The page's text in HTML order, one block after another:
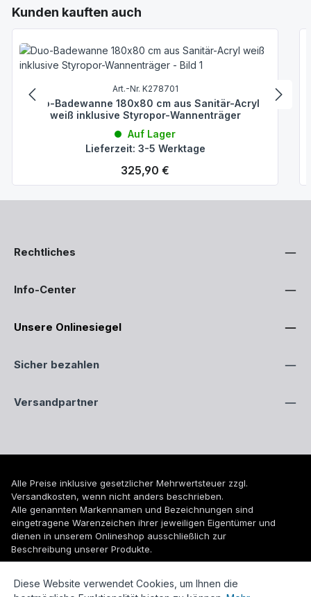
Produktgalerie überspringen
Kunden kauften auch
Art.-Nr. K278701
Duo-Badewanne 180x80 cm aus Sanitär-Acryl
weiß inklusive Styropor-Wannenträger
Auf Lager
Lieferzeit: 3-5 Werktage
Regulärer Preis:
325,90 €
Rechtliches
Info-Center
Unsere Onlinesiegel
Sicher bezahlen
Versandpartner
Alle Preise inklusive gesetzlicher Mehrwertsteuer zzgl.
Versandkosten, wenn nicht anders beschrieben.
Alle genannten Markennamen und Bezeichnungen sind
eingetragene Warenzeichen ihrer jeweiligen Eigentümer und
dienen in unserem Onlineshop ausschließlich zur
Beschreibung unserer Produkte.
© 2026 WUH24.de - Weigel und Unger Heizungs- und
Sanitärtechnik GmbH
Diese Website verwendet Cookies, um Ihnen die